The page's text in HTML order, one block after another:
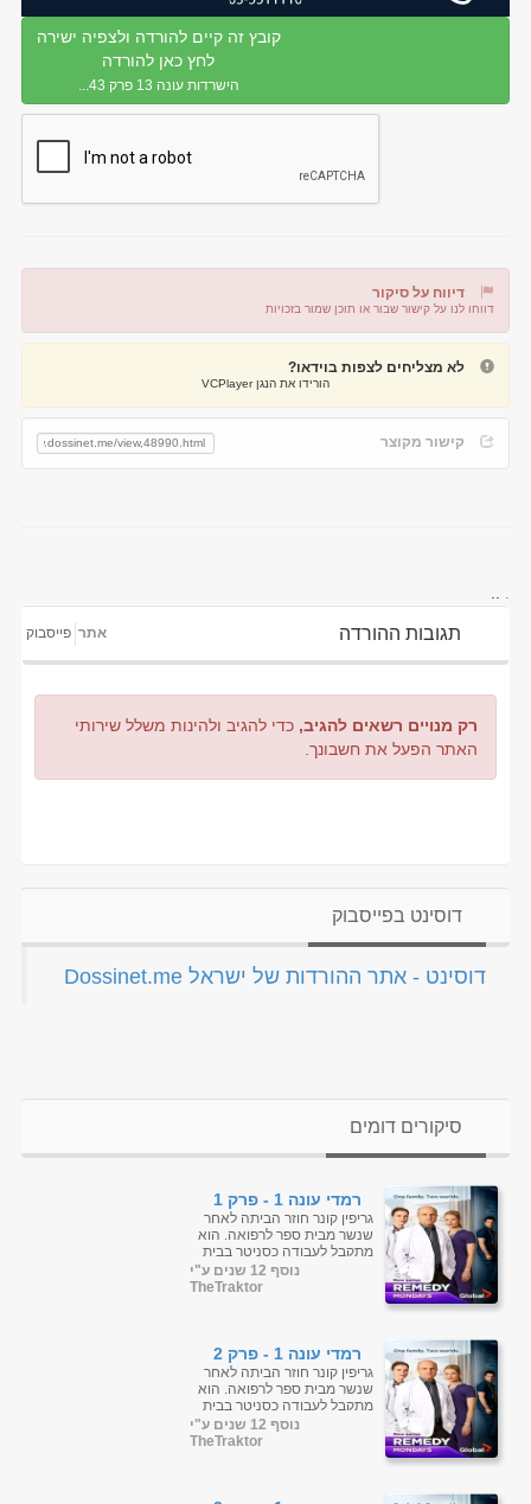
קובץ זה קיים להורדה ולצפיה ישירה
לחץ כאן להורדה
הישרדות עונה 13 פרק 43...
דיווח על סיקור
דווחו לנו על קישור שבור או תוכן שמור בזכויות
דיווח על קישור שבור
לא מצליחים לצפות בוידאו?
הורידו את הנגן VCPlayer
קישור מקוצר
תגובות ההורדה אתר פייסבוק
רק מנויים רשאים להגיב, כדי להגיב ולהינות משלל שירותי
האתר הפעל את חשבונך.
דוסינט בפייסבוק
‏דוסינט - אתר ההורדות של ישראל Dossinet.me‏
סיקורים דומים
רמדי עונה 1 - פרק 1
גריפין קונר חוזר הביתה לאחר
שנשר מבית ספר לרפואה. הוא
מתקבל לעבודה כסניטר בבית
החולים שבו אביו, מנהל בית
החולים, ואחיותיו, אחות
נוסף 12 שנים ע"י
TheTraktor
רמדי עונה 1 - פרק 2
גריפין קונר חוזר הביתה לאחר
שנשר מבית ספר לרפואה. הוא
מתקבל לעבודה כסניטר בבית
החולים שבו אביו, מנהל בית
החולים, ואחיותיו, אחות
נוסף 12 שנים ע"י
TheTraktor